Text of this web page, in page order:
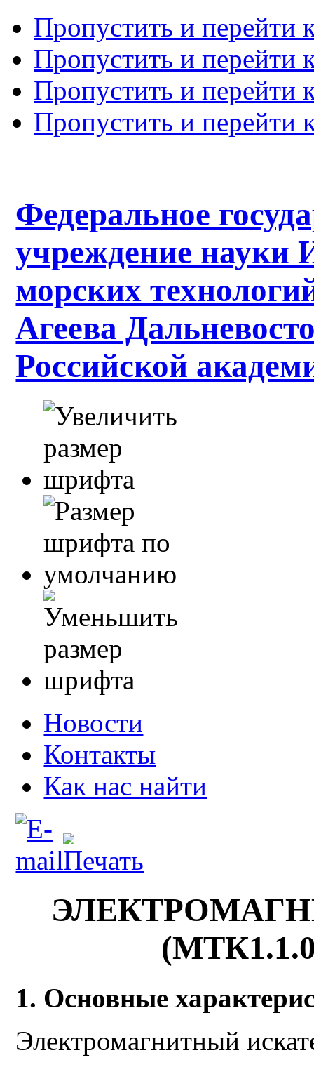
Пропустить и перейти
Пропустить и перейти
Пропустить и перейти
Пропустить и перейти
Федеральное
учреждение науки
морских
Агеева
Российской
Новости
Контакты
Как нас найти
1. Основные
Электромагнитный